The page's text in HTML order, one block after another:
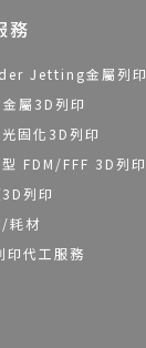
務
Jetting金屬列印
金屬3D列印
固化3D列印
FDM/FFF 3D列印
列印
耗材
印代工服務